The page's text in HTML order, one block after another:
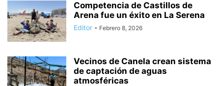
Competencia de Castillos de
Arena fue un éxito en La Serena
Editor - Febrero 8, 2026
Vecinos de Canela crean sistema
de captación de aguas
atmosféricas